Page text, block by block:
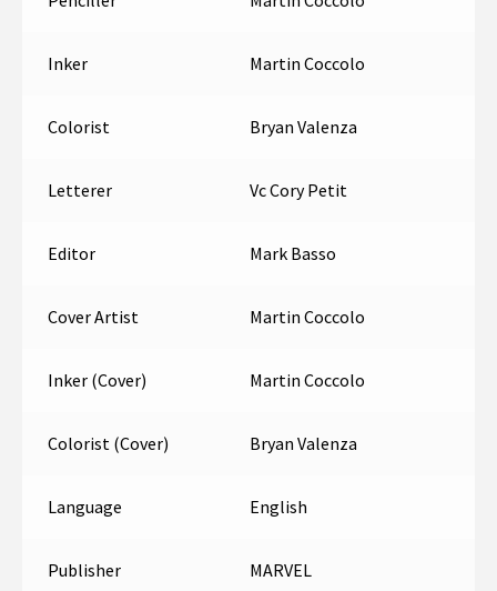
Inker Martin Coccolo
Colorist Bryan Valenza
Letterer Vc Cory Petit
Editor Mark Basso
Cover Artist Martin Coccolo
Inker (Cover) Martin Coccolo
Colorist (Cover) Bryan Valenza
Language English
Publisher MARVEL